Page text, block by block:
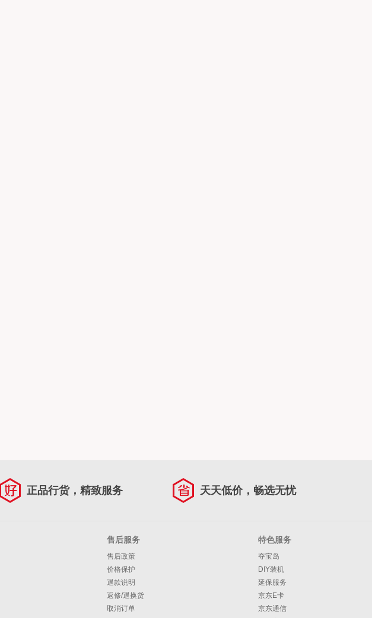
正品行货，精致服务 天天低价，畅选无忧
售后服务
售后政策
价格保护
退款说明
返修/退换货
取消订单
特色服务
夺宝岛
DIY装机
延保服务
京东E卡
京东通信